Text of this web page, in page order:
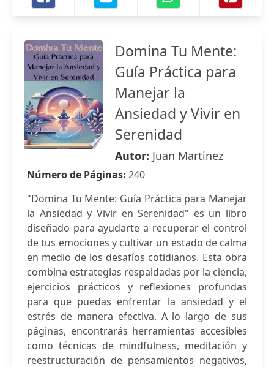
Domina Tu Mente:
Guía Práctica para
Manejar la
Ansiedad y Vivir en
Serenidad
Autor: Juan Martinez
Número de Páginas: 240
"Domina Tu Mente: Guía Práctica para Manejar
la Ansiedad y Vivir en Serenidad" es un libro
diseñado para ayudarte a recuperar el control
de tus emociones y cultivar un estado de calma
en medio de los desafíos cotidianos. Esta obra
combina estrategias respaldadas por la ciencia,
ejercicios prácticos y reflexiones profundas
para que puedas enfrentar la ansiedad y el
estrés de manera efectiva. A lo largo de sus
páginas, encontrarás herramientas accesibles
como técnicas de mindfulness, meditación y
reestructuración de pensamientos negativos,